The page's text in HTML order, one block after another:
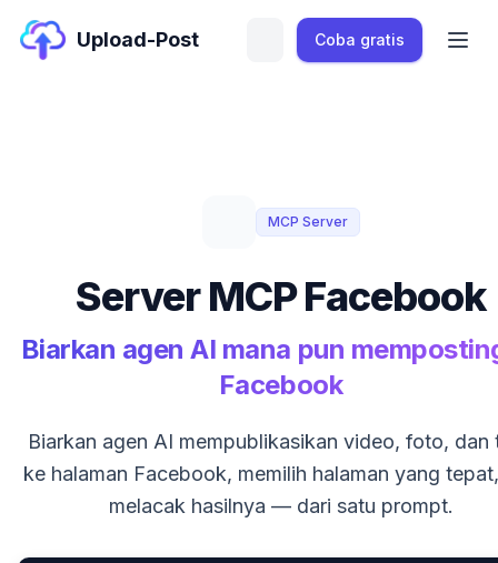
Upload-Post Coba gratis
MCP Server
Server MCP Facebook
Biarkan agen AI mana pun
Facebook
Biarkan agen AI mempublikasikan video, foto, dan
ke halaman Facebook, memilih halaman yang
melacak hasilnya — dari satu prompt.